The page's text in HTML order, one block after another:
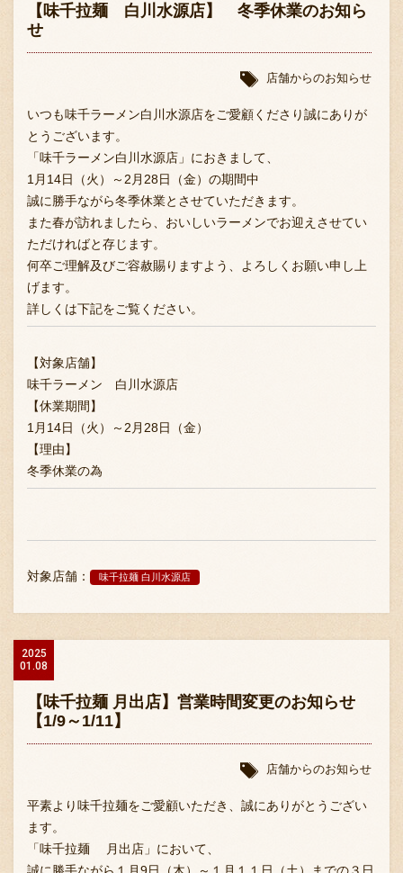
【味千拉麺 白川水源店】 冬季休業のお知ら
せ
店舗からのお知らせ
いつも味千ラーメン白川水源店をご愛顧くださり誠にありが
とうございます。
「味千ラーメン白川水源店」におきまして、
1月14日（火）～2月28日（金）の期間中
誠に勝手ながら冬季休業とさせていただきます。
また春が訪れましたら、おいしいラーメンでお迎えさせてい
ただければと存じます。
何卒ご理解及びご容赦賜りますよう、よろしくお願い申し上
げます。
詳しくは下記をご覧ください。
【対象店舗】
味千ラーメン 白川水源店
【休業期間】
1月14日（火）～2月28日（金）
【理由】
冬季休業の為
対象店舗： 味千拉麺 白川水源店
2025
01.08
【味千拉麺 月出店】営業時間変更のお知らせ
【1/9～1/11】
店舗からのお知らせ
平素より味千拉麺をご愛顧いただき、誠にありがとうござい
ます。
「味千拉麺 月出店」において、